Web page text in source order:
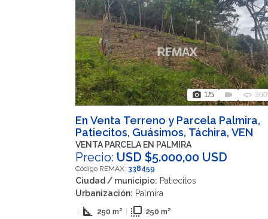
photo_camera 1/5 videocam 360
En Venta Terreno y Parcela Palmira,
Patiecitos, Guásimos, Táchira, VEN
VENTA PARCELA EN PALMIRA
Precio: USD $5.000,00 USD
Código REMAX: 338459
Ciudad / municipio: Patiecitos
Urbanización: Palmira
| square_foot 250 m² | flip_to_front 250 m²